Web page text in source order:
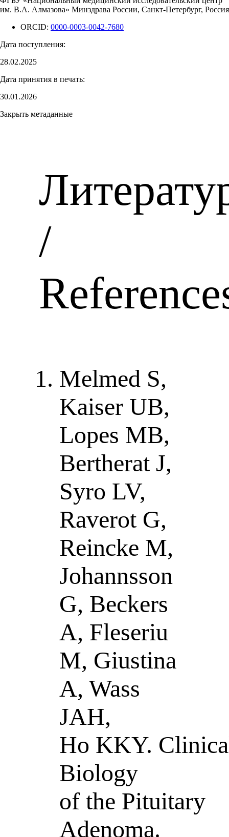
им. В.А. Алмазова» Минздрава России, Санкт-Петербург, Россия
ORCID: 0000-0003-0042-7680
Дата поступления:
28.02.2025
Дата принятия в печать:
30.01.2026
Закрыть метаданные
/
Melmed S,
Kaiser UB,
Lopes MB,
Bertherat J,
Syro LV,
Raverot G,
Reincke M,
Johannsson
G, Beckers
A, Fleseriu
M, Giustina
A, Wass
JAH,
Ho KKY.
Biology
of the Pituitary
Adenoma.